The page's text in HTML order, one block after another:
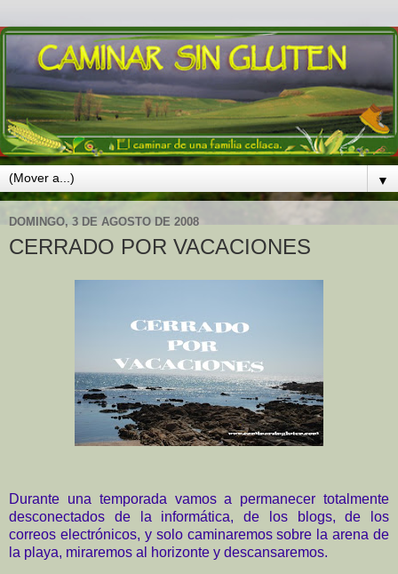
▼
DOMINGO, 3 DE AGOSTO DE 2008
CERRADO POR VACACIONES
Durante una temporada vamos a permanecer totalmente
desconectados de la informática, de los blogs, de los
correos electrónicos, y solo caminaremos sobre la arena de
la playa, miraremos al horizonte y descansaremos.